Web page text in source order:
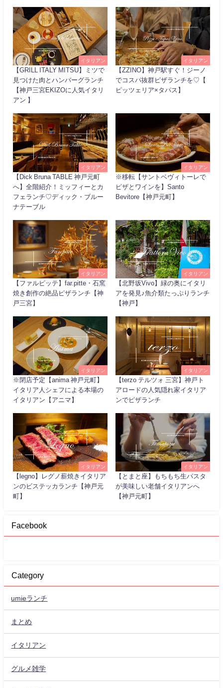
イタリアン
【GRILL ITALY MITSU】ミツで
見つけた肉とハンバーグランチ
【神戸三宮EKIZOに人気イタリ
アン 】
イタリアン
【ZZINO】神戸駅すぐ！ジーノ
でコスパ抜群ピザランチを♡【
ピッツェリア×タパス】
イタリアン
【Dick Bruna TABLE 神戸元町
へ】全階紹介！ミッフィーとカ
フェランチ♡ディック・ブルー
ナテーブル
イタリアン
※移転【サントベヴィトーレで
ピザとワインを】Santo
Bevitore【神戸元町】
イタリアン
【ファルピッテ】far.pitte・石窯
焼き創作の絶品ピザランチ【神
戸三宮】
イタリアン
【北野坂Vivo】緑の奥にイタリ
アを発見♪魚介類たっぷりランチ
【神戸】
イタリアン
※閉店予定【anima 神戸元町】
イタリア人シェフによる本場の
イタリアン【アニマ】
イタリアン
【terzo テルツォ 三宮】神戸ト
アロードの人気隠れ家イタリア
ンでピザランチ
イタリアン
【legno】レグノ薪焼きイタリア
ンのビステッカランチ【神戸元
町】
イタリアン
【とまと座】もちもち生パスタ
が美味しい老舗イタリアンへ
【神戸元町】
Facebook
Category
umieランチ
まとめ
イタリアン
グルメ雑学